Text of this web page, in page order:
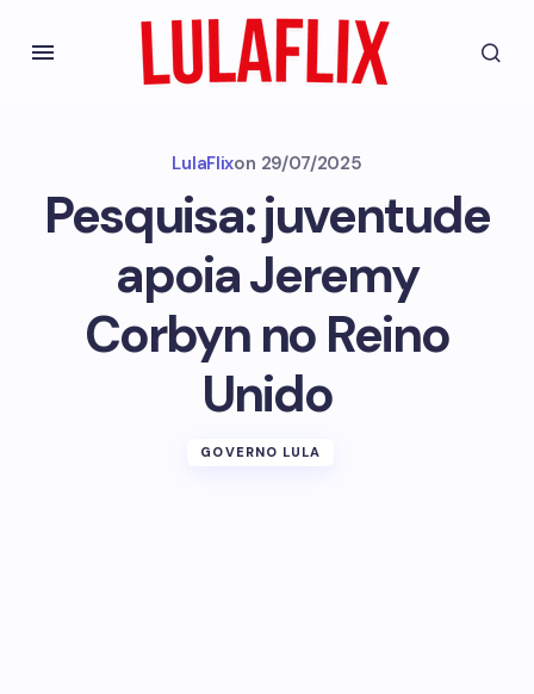
LulaFlixon 29/07/2025
Pesquisa: juventude
apoia Jeremy
Corbyn no Reino
Unido
GOVERNO LULA